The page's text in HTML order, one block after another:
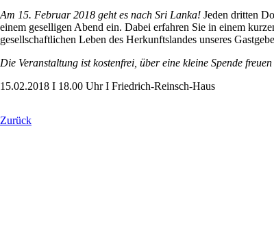
Am 15. Februar 2018 geht es nach Sri Lanka! Jeden dritten
einem geselligen Abend ein. Dabei erfahren Sie in einem
gesellschaftlichen Leben des Herkunftslandes unseres
Die Veranstaltung ist kostenfrei, über eine kleine Spende
15.02.2018 I 18.00 Uhr I Friedrich-Reinsch-Haus
Zurück